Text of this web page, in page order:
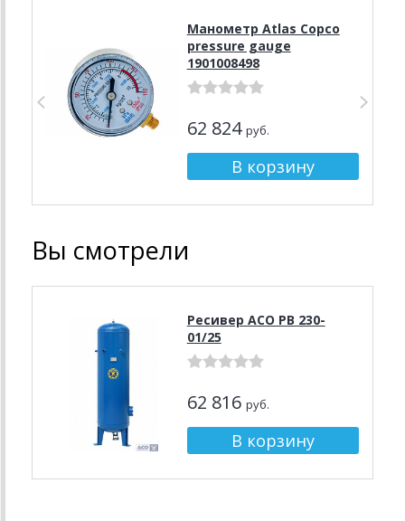
Манометр Atlas Copco
pressure gauge
1901008498
62 824 руб.
Вы смотрели
Ресивер АСО РВ 230-
01/25
62 816 руб.